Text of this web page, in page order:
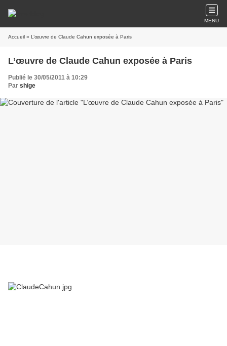
MENU
Accueil » L’œuvre de Claude Cahun exposée à Paris
L’œuvre de Claude Cahun exposée à Paris
Publié le 30/05/2011 à 10:29
Par shige